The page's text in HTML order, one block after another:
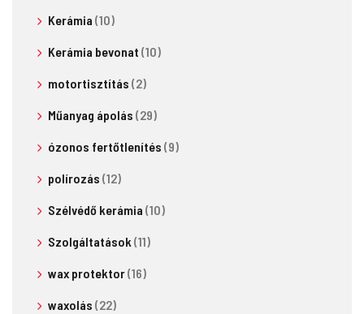
Kerámia (10)
Kerámia bevonat (10)
motortisztítás (2)
Műanyag ápolás (29)
ózonos fertőtlenítés (9)
polírozás (12)
Szélvédő kerámia (10)
Szolgáltatások (11)
wax protektor(16)
waxolás (22)